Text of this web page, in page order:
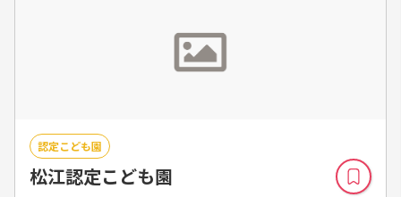
認定こども園
松江認定こども園